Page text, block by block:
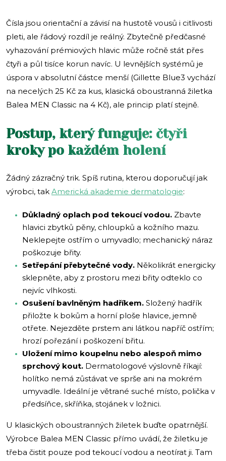
Čísla jsou orientační a závisí na hustotě vousů i citlivosti
pleti, ale řádový rozdíl je reálný. Zbytečně předčasné
vyhazování prémiových hlavic může ročně stát přes
čtyři a půl tisíce korun navíc. U levnějších systémů je
úspora v absolutní částce menší (Gillette Blue3 vychází
na necelých 25 Kč za kus, klasická oboustranná žiletka
Balea MEN Classic na 4 Kč), ale princip platí stejně.
Postup, který funguje: čtyři
kroky po každém holení
Žádný zázračný trik. Spíš rutina, kterou doporučují jak
výrobci, tak Americká akademie dermatologie:
Důkladný oplach pod tekoucí vodou. Zbavte
hlavici zbytků pěny, chloupků a kožního mazu.
Neklepejte ostřím o umyvadlo; mechanický náraz
poškozuje břity.
Setřepání přebytečné vody. Několikrát energicky
sklepněte, aby z prostoru mezi břity odteklo co
nejvíc vlhkosti.
Osušení bavlněným hadříkem. Složený hadřík
přiložte k bokům a horní ploše hlavice, jemně
otřete. Nejezděte prstem ani látkou napříč ostřím;
hrozí pořezání i poškození břitu.
Uložení mimo koupelnu nebo alespoň mimo
sprchový kout. Dermatologové výslovně říkají:
holítko nemá zůstávat ve sprše ani na mokrém
umyvadle. Ideální je větrané suché místo, polička v
předsíňce, skříňka, stojánek v ložnici.
U klasických oboustranných žiletek buďte opatrnější.
Výrobce Balea MEN Classic přímo uvádí, že žiletku je
třeba čistit pouze pod tekoucí vodou a neotírat ji. Tam